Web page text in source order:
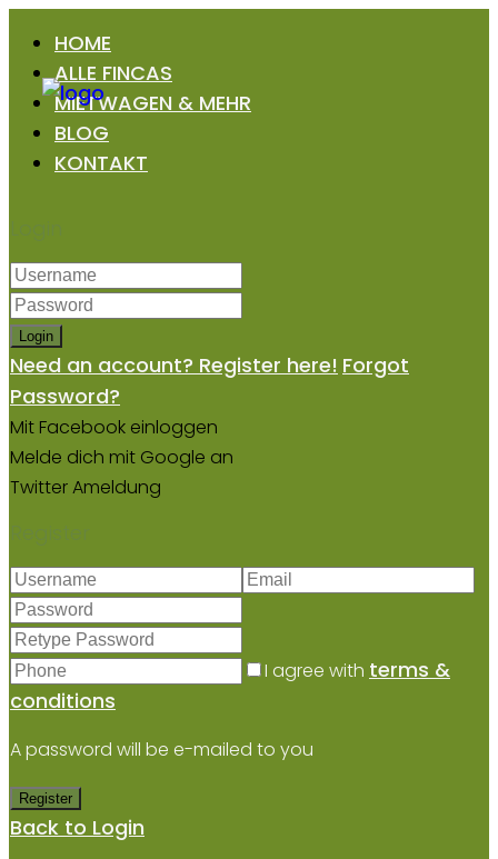
HOME
ALLE FINCAS
MIETWAGEN & MEHR
BLOG
KONTAKT
Login
Login
Need an account? Register here! Forgot
Password?
Mit Facebook einloggen
Melde dich mit Google an
Twitter Ameldung
Register
I agree with terms &
conditions
A password will be e-mailed to you
Register
Back to Login